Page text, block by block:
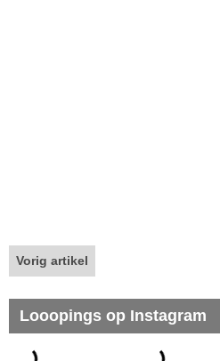
Vorig artikel
Looopings op Instagram